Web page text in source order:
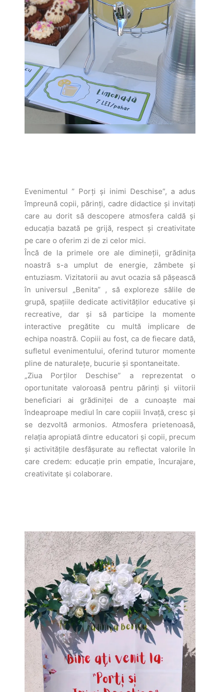
Evenimentul ” Porți și inimi Deschise”, a adus
împreună copii, părinți, cadre didactice și invitați
care au dorit să descopere atmosfera caldă și
educația bazată pe grijă, respect și creativitate
pe care o oferim zi de zi celor mici.
Încă de la primele ore ale dimineții, grădinița
noastră s-a umplut de energie, zâmbete și
entuziasm. Vizitatorii au avut ocazia să pășească
în universul „Benita” , să exploreze sălile de
grupă, spațiile dedicate activităților educative și
recreative, dar și să participe la momente
interactive pregătite cu multă implicare de
echipa noastră. Copiii au fost, ca de fiecare dată,
sufletul evenimentului, oferind tuturor momente
pline de naturalețe, bucurie și spontaneitate.
„Ziua Porților Deschise” a reprezentat o
oportunitate valoroasă pentru părinți și viitorii
beneficiari ai grădiniței de a cunoaște mai
îndeaproape mediul în care copiii învață, cresc și
se dezvoltă armonios. Atmosfera prietenoasă,
relația apropiată dintre educatori și copii, precum
și activitățile desfășurate au reflectat valorile în
care credem: educație prin empatie, încurajare,
creativitate și colaborare.